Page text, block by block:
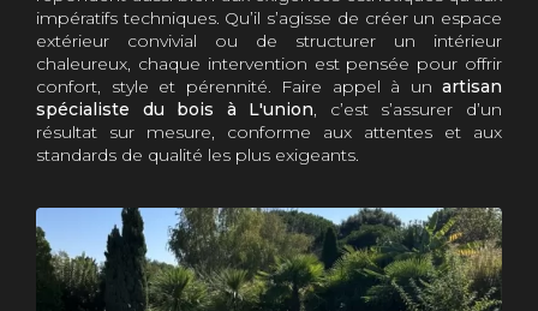
impératifs techniques. Qu’il s’agisse de créer un espace
extérieur convivial ou de structurer un intérieur
chaleureux, chaque intervention est pensée pour offrir
confort, style et pérennité. Faire appel à un artisan
spécialiste du bois à L'union, c’est s’assurer d’un
résultat sur mesure, conforme aux attentes et aux
standards de qualité les plus exigeants.